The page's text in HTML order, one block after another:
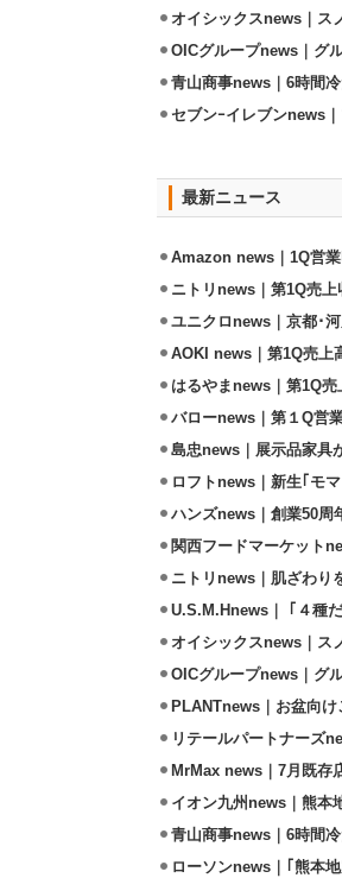
オイシックスnews｜ス
OICグループnews｜グ
青山商事news｜6時間
セブンｰイレブンnews
最新ニュース
Amazon news｜1Q営
ニトリnews｜第1Q売
ユニクロnews｜京都･
AOKI news｜第1Q売上
はるやまnews｜第1Q売
バローnews｜第１Q営
島忠news｜展示品家具
ロフトnews｜新生｢モ
ハンズnews｜創業50周
関西フードマーケット
ニトリnews｜肌ざわり
U.S.M.Hnews｜ ｢４種
オイシックスnews｜ス
OICグループnews｜グ
PLANTnews｜お盆向
リテールパートナーズ
MrMax news｜7月既存
イオン九州news｜熊本
青山商事news｜6時間
ローソンnews｜｢熊本